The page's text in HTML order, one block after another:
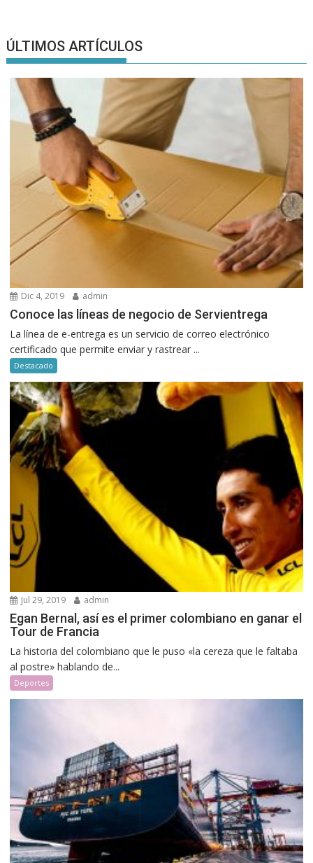
ÚLTIMOS ARTÍCULOS
Dic 4, 2019 admin
Conoce las líneas de negocio de Servientrega
La línea de e-entrega es un servicio de correo electrónico
certificado que permite enviar y rastrear ...
Destacado
Jul 29, 2019 admin
Egan Bernal, así es el primer colombiano en ganar el
Tour de Francia
La historia del colombiano que le puso «la cereza que le faltaba
al postre» hablando de...
Deportes